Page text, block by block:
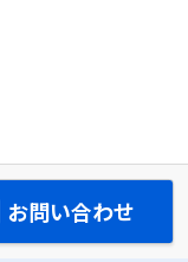
お問い合わせ